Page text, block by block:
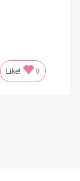
Like! 0